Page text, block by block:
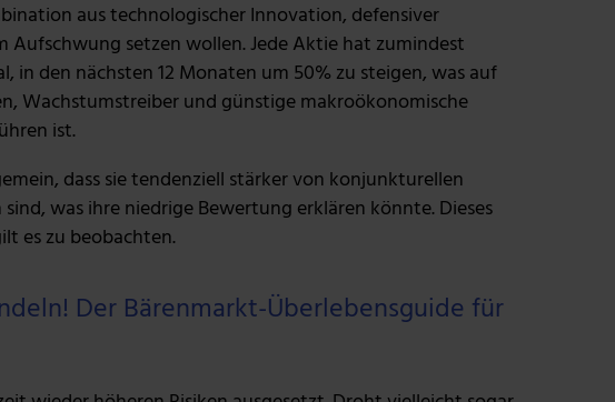
aus technologischer Innovation, defensiver
Aufschwung setzen wollen. Jede Aktie hat zumindest
in den nächsten 12 Monaten um 50% zu steigen, was auf
Wachstumstreiber und günstige makroökonomische
ist.
dass sie tendenziell stärker von konjunkturellen
was ihre niedrige Bewertung erklären könnte. Dieses
es zu beobachten.
Der Bärenmarkt-Überlebensguide für